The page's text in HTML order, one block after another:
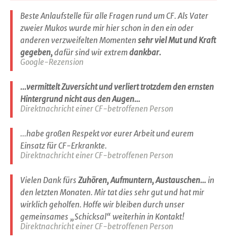
Beste Anlaufstelle für alle Fragen rund um CF. Als Vater
zweier Mukos wurde mir hier schon in den ein oder
anderen verzweifelten Momenten sehr viel Mut und Kraft
gegeben,dafür sind wir extremdankbar.
Google-Rezension
...vermittelt Zuversicht und verliert trotzdem den ernsten
Hintergrund nicht aus den Augen…
Direktnachricht einer CF-betroffenen Person
...habe großen Respekt vor eurer Arbeit und eurem
Einsatz für CF-Erkrankte.
Direktnachricht einer CF-betroffenen Person
Vielen Dank fürs Zuhören, Aufmuntern, Austauschen… in
den letzten Monaten. Mir tat dies sehr gut und hat mir
wirklich geholfen. Hoffe wir bleiben durch unser
gemeinsames „Schicksal“ weiterhin in Kontakt!
Direktnachricht einer CF-betroffenen Person